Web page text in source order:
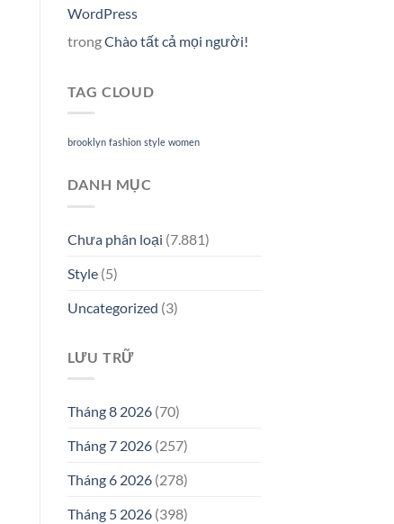
WordPress
trongChào tất cả mọi người!
TAG CLOUD
brooklyn fashion style women
DANH MỤC
Chưa phân loại (7.881)
Style(5)
Uncategorized (3)
LƯU TRỮ
Tháng 8 2026(70)
Tháng 7 2026(257)
Tháng 6 2026(278)
Tháng 5 2026(398)